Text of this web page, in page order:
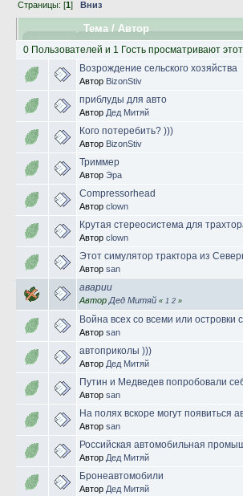
Страницы: [1]Вниз
Тема / Автор
0 Пользователей и 1 Гость просматривают
Возрождение сельского хозяйства
Автор BizonStiv
приблуды для авто
Автор Дед Митяй
Кого потеребить? )))
Автор BizonStiv
Триммер
Автор Эра
Compressorhead
Автор clown
Крутая стереосистема для
Автор clown
Этот симулятор трактора из
Автор san
аварии
Автор Дед Митяй « 1 2 »
Война всех со всеми или островки
Автор san
автоприколы )))
Автор Дед Митяй
Путин и Медведев попробовали
Автор san
На полях вскоре могут появиться
Автор san
Российская автомобильная
Автор Дед Митяй
Бронеавтомобили
Автор Дед Митяй